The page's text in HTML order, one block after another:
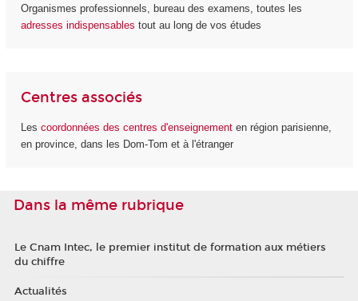
Organismes professionnels, bureau des examens, toutes les
adresses indispensables tout au long de vos études
Centres associés
Les coordonnées des centres d'enseignement en région parisienne,
en province, dans les Dom-Tom et à l'étranger
Dans la même rubrique
Le Cnam Intec, le premier institut de formation aux métiers
du chiffre
Actualités